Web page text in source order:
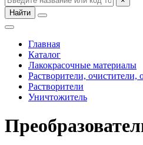
Найти
Главная
Каталог
Лакокрасочные материалы
Растворители, очистители,
Растворители
Уничтожитель